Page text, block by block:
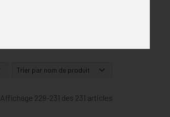
Affichage 229-231 des 231 articles